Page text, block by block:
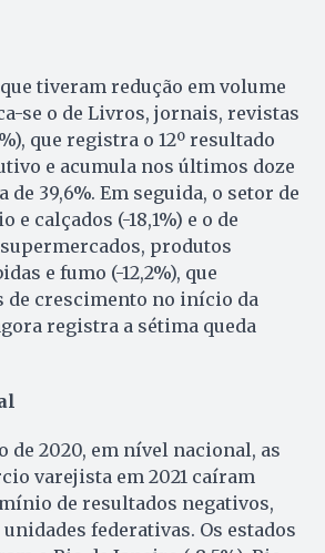
tiveram redução em volume
se o de Livros, jornais, revistas
que registra o 12º resultado
e acumula nos últimos doze
de 39,6%. Em seguida, o setor de
e calçados (-18,1%) e o de
produtos
e fumo (-12,2%), que
de crescimento no início da
registra a sétima queda
de 2020, em nível nacional, as
varejista em 2021 caíram
de resultados negativos,
federativas. Os estados